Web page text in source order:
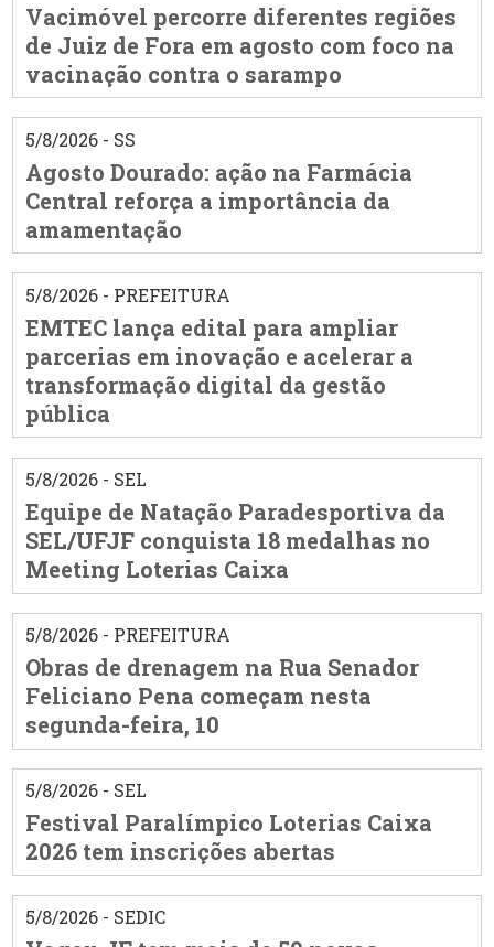
Vacimóvel percorre diferentes regiões
de Juiz de Fora em agosto com foco na
vacinação contra o sarampo
5/8/2026 - SS
Agosto Dourado: ação na Farmácia
Central reforça a importância da
amamentação
5/8/2026 - PREFEITURA
EMTEC lança edital para ampliar
parcerias em inovação e acelerar a
transformação digital da gestão
pública
5/8/2026 - SEL
Equipe de Natação Paradesportiva da
SEL/UFJF conquista 18 medalhas no
Meeting Loterias Caixa
5/8/2026 - PREFEITURA
Obras de drenagem na Rua Senador
Feliciano Pena começam nesta
segunda-feira, 10
5/8/2026 - SEL
Festival Paralímpico Loterias Caixa
2026 tem inscrições abertas
5/8/2026 - SEDIC